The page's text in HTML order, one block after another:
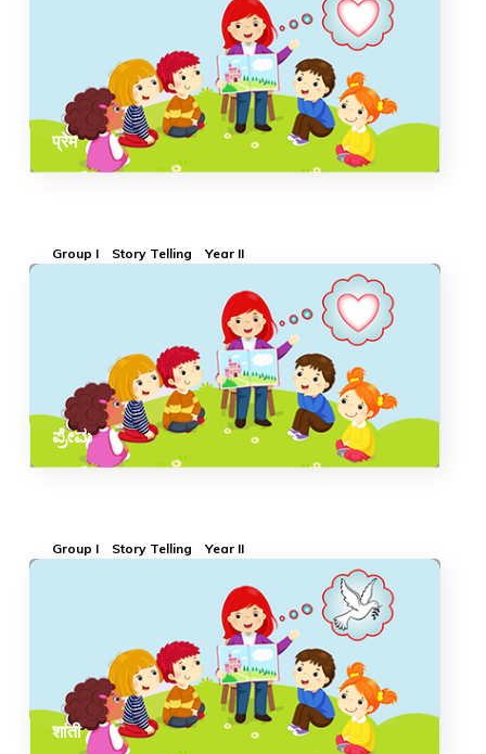
प्रेम
Group I Story Telling Year II
ಪ್ರೇಮ
Group I Story Telling Year II
शांती